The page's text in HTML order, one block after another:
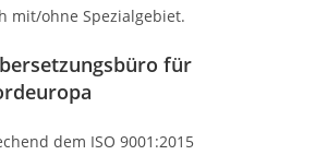
mit/ohne Spezialgebiet.
für
dem ISO 9001:2015